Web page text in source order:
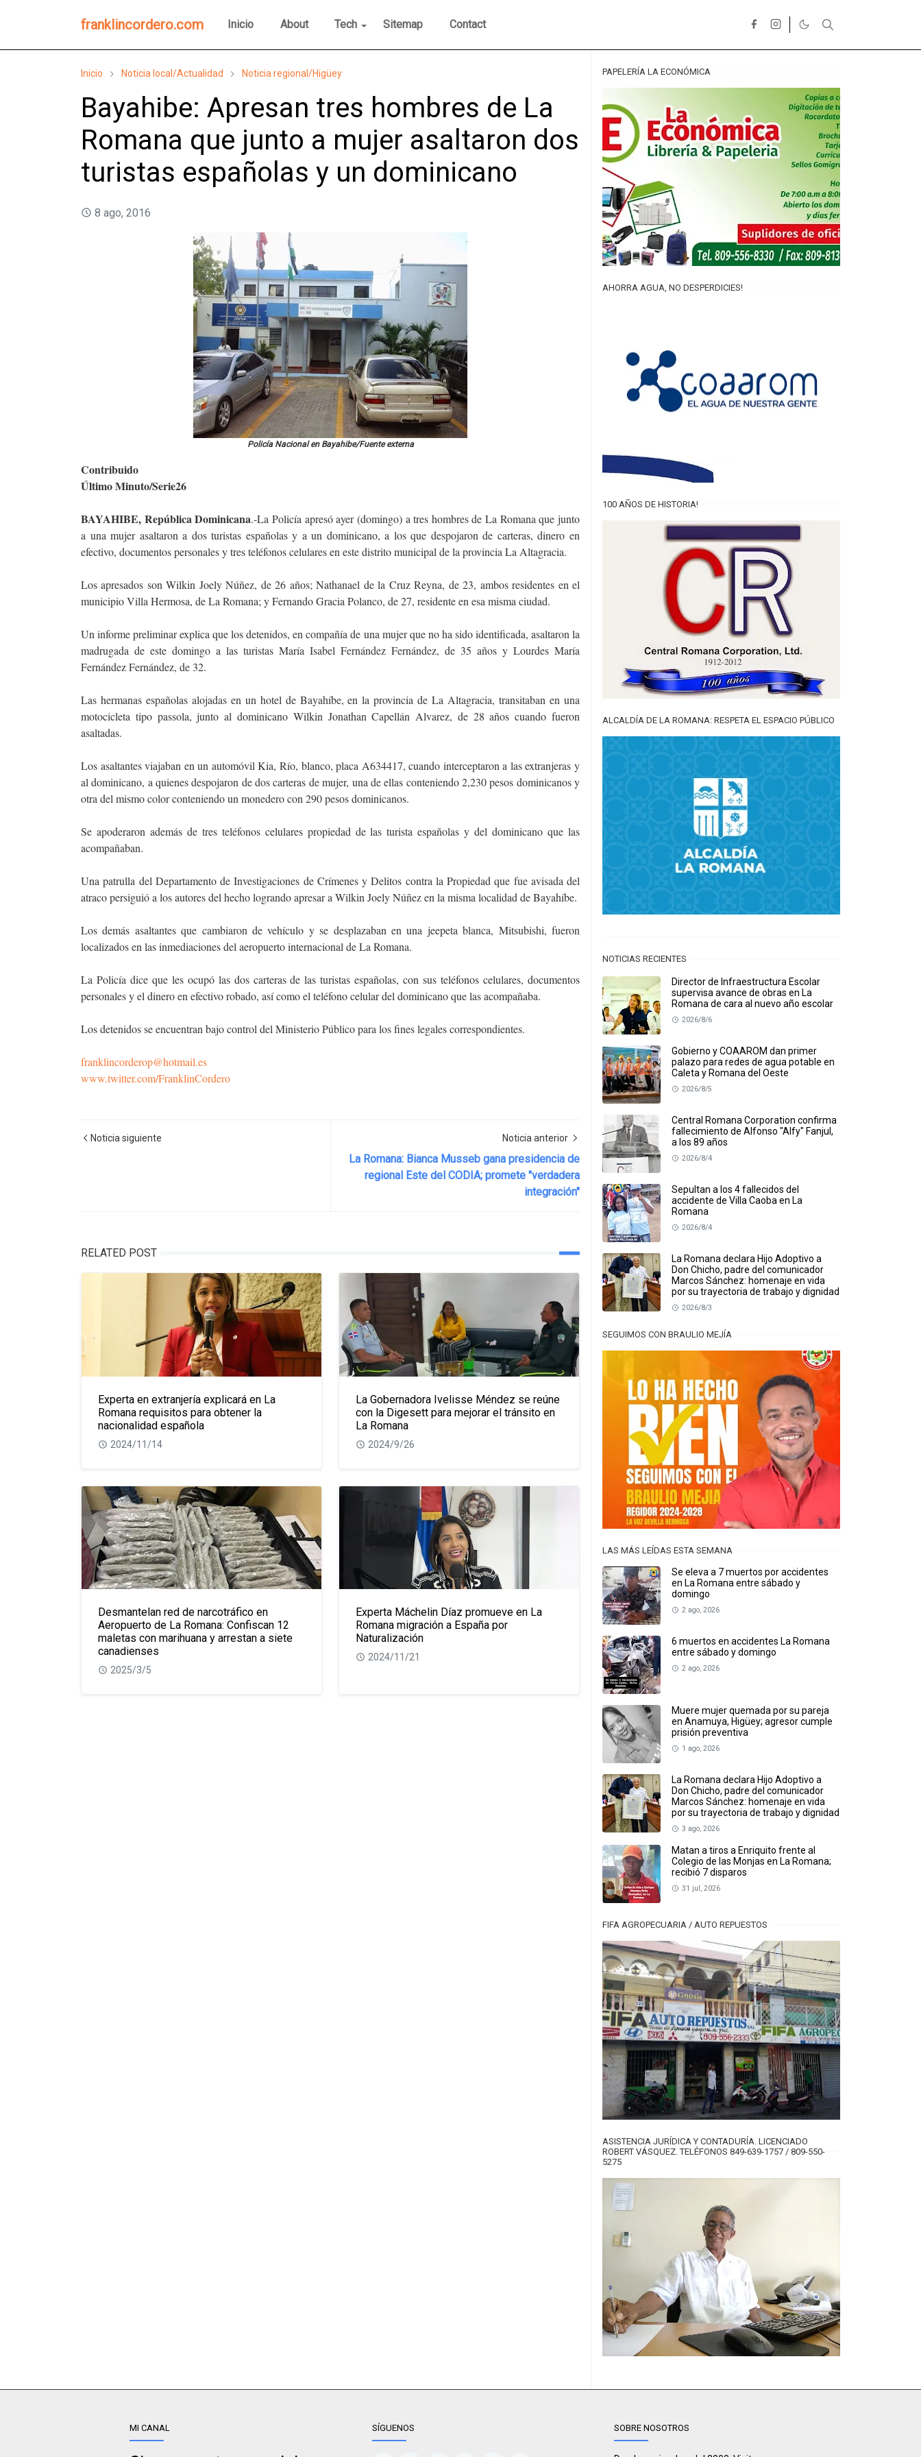
franklincordero.com Inicio About Tech Sitemap Contact
Inicio Noticia local/Actualidad Noticia regional/Higüey
Bayahibe: Apresan tres hombres de La
Romana que junto a mujer asaltaron dos
turistas españolas y un dominicano
8 ago, 2016
Policía Nacional en Bayahibe/Fuente externa
Contribuido
Último Minuto/Serie26
BAYAHIBE, República Dominicana.-La Policía apresó ayer (domingo) a tres hombres de La Romana que junto
a una mujer asaltaron a dos turistas españolas y a un dominicano, a los que despojaron de carteras, dinero en
efectivo, documentos personales y tres teléfonos celulares en este distrito municipal de la provincia La Altagracia.
Los apresados son Wilkin Joely Núñez, de 26 años; Nathanael de la Cruz Reyna, de 23, ambos residentes en el
municipio Villa Hermosa, de La Romana; y Fernando Gracia Polanco, de 27, residente en esa misma ciudad.
Un informe preliminar explica que los detenidos, en compañía de una mujer que no ha sido identificada, asaltaron la
madrugada de este domingo a las turistas María Isabel Fernández Fernández, de 35 años y Lourdes María
Fernández Fernández, de 32.
Las hermanas españolas alojadas en un hotel de Bayahíbe, en la provincia de La Altagracia, transitaban en una
motocicleta tipo passola, junto al dominicano Wilkin Jonathan Capellán Alvarez, de 28 años cuando fueron
asaltadas.
Los asaltantes viajaban en un automóvil Kia, Río, blanco, placa A634417, cuando interceptaron a las extranjeras y
al dominicano, a quienes despojaron de dos carteras de mujer, una de ellas conteniendo 2,230 pesos dominicanos y
otra del mismo color conteniendo un monedero con 290 pesos dominicanos.
Se apoderaron además de tres teléfonos celulares propiedad de las turista españolas y del dominicano que las
acompañaban.
Una patrulla del Departamento de Investigaciones de Crímenes y Delitos contra la Propiedad que fue avisada del
atraco persiguió a los autores del hecho logrando apresar a Wilkin Joely Núñez en la misma localidad de Bayahíbe.
Los demás asaltantes que cambiaron de vehículo y se desplazaban en una jeepeta blanca, Mitsubishi, fueron
localizados en las inmediaciones del aeropuerto internacional de La Romana.
La Policía dice que les ocupó las dos carteras de las turistas españolas, con sus teléfonos celulares, documentos
personales y el dinero en efectivo robado, así como el teléfono celular del dominicano que las acompañaba.
Los detenidos se encuentran bajo control del Ministerio Público para los fines legales correspondientes.
franklincorderop@hotmail.es
www.twitter.com/FranklinCordero
Noticia siguiente Noticia anterior
La Romana: Bianca Musseb gana presidencia de
regional Este del CODIA; promete "verdadera
integración"
RELATED POST
Experta en extranjería explicará en La
Romana requisitos para obtener la
nacionalidad española
2024/11/14
La Gobernadora Ivelisse Méndez se reúne
con la Digesett para mejorar el tránsito en
La Romana
2024/9/26
Desmantelan red de narcotráfico en
Aeropuerto de La Romana: Confiscan 12
maletas con marihuana y arrestan a siete
canadienses
2025/3/5
Experta Máchelin Díaz promueve en La
Romana migración a España por
Naturalización
2024/11/21
PAPELERÍA LA ECONÓMICA
AHORRA AGUA, NO DESPERDICIES!
100 AÑOS DE HISTORIA!
ALCALDÍA DE LA ROMANA: RESPETA EL ESPACIO PÚBLICO
NOTICIAS RECIENTES
Director de Infraestructura Escolar
supervisa avance de obras en La
Romana de cara al nuevo año escolar
2026/8/6
Gobierno y COAAROM dan primer
palazo para redes de agua potable en
Caleta y Romana del Oeste
2026/8/5
Central Romana Corporation confirma
fallecimiento de Alfonso "Alfy" Fanjul,
a los 89 años
2026/8/4
Sepultan a los 4 fallecidos del
accidente de Villa Caoba en La
Romana
2026/8/4
La Romana declara Hijo Adoptivo a
Don Chicho, padre del comunicador
Marcos Sánchez: homenaje en vida
por su trayectoria de trabajo y dignidad
2026/8/3
SEGUIMOS CON BRAULIO MEJÍA
LAS MÁS LEÍDAS ESTA SEMANA
Se eleva a 7 muertos por accidentes
en La Romana entre sábado y
domingo
2 ago, 2026
6 muertos en accidentes La Romana
entre sábado y domingo
2 ago, 2026
Muere mujer quemada por su pareja
en Anamuya, Higüey; agresor cumple
prisión preventiva
1 ago, 2026
La Romana declara Hijo Adoptivo a
Don Chicho, padre del comunicador
Marcos Sánchez: homenaje en vida
por su trayectoria de trabajo y dignidad
3 ago, 2026
Matan a tiros a Enriquito frente al
Colegio de las Monjas en La Romana;
recibió 7 disparos
31 jul, 2026
FIFA AGROPECUARIA / AUTO REPUESTOS
ASISTENCIA JURÍDICA Y CONTADURÍA. LICENCIADO
ROBERT VÁSQUEZ. TELÉFONOS 849-639-1757 / 809-550-
5275
MI CANAL SÍGUENOS SOBRE NOSOTROS